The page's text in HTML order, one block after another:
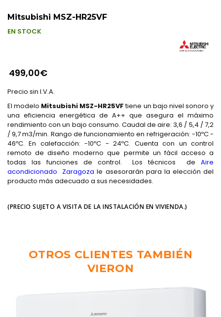
Mitsubishi MSZ-HR25VF
EN STOCK
499,00€
Precio sin I.V.A.
El modelo Mitsubishi MSZ-HR25VFtiene un bajo nivel sonoro y
una eficiencia energética de A++ que asegura el máximo
rendimiento con un bajo consumo. Caudal de aire: 3,6 / 5,4 / 7,2
/ 9,7 m3/min. Rango de funcionamiento en refrigeración: -10ºC -
46ºC. En calefacción: -10ºC - 24ºC. Cuenta con un control
remoto de diseño moderno que permite un fácil acceso a
todas las funciones de control. Los técnicos de Aire
acondicionado Zaragoza le asesorarán para la elección del
producto más adecuado a sus necesidades.
(PRECIO SUJETO A VISITA DE LA INSTALACIÓN EN VIVIENDA.)
OTROS CLIENTES TAMBIÉN
VIERON